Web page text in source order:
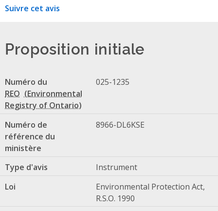
Suivre cet avis
Proposition initiale
Numéro du
REO
025-1235
Numéro de
référence du
ministère
8966-DL6KSE
Type d'avis
Instrument
Loi
Environmental Protection Act,
R.S.O. 1990